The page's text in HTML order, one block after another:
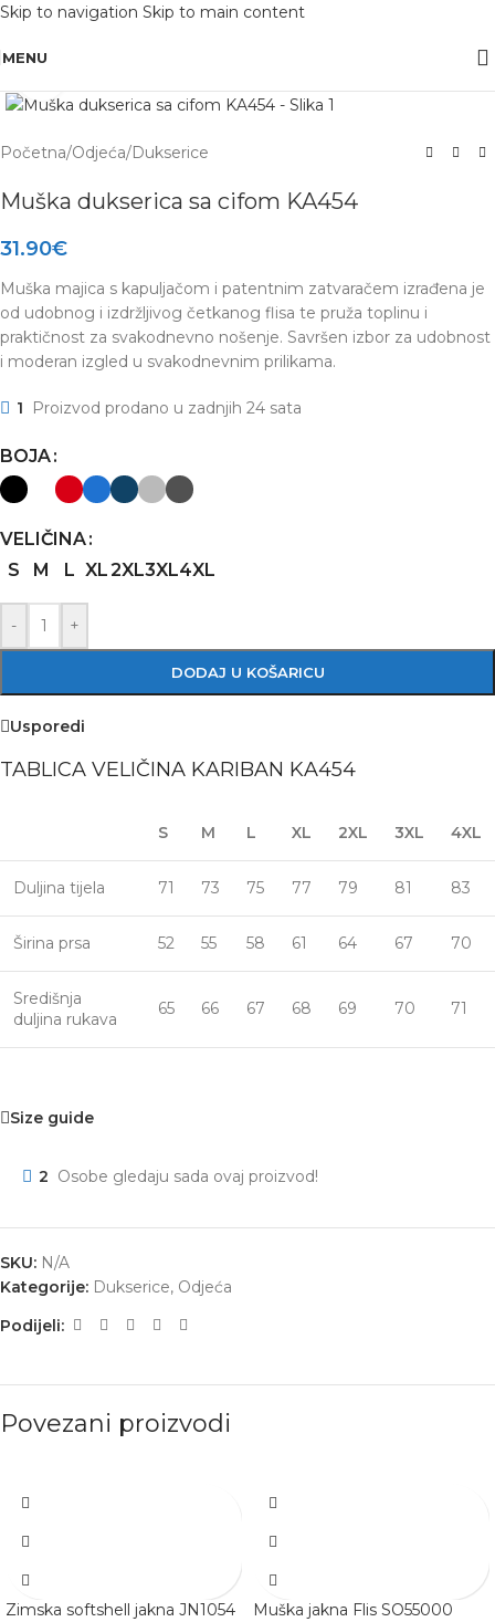
Skip to navigation Skip to main content
OBAVIJEST: Maloprodaja je zatvorena od 10.12. -13.12.2025 radi inventure.
MENU
Početna/Odjeća/Dukserice
Muška dukserica sa cifom KA454
31.90€
Muška majica s kapuljačom i patentnim zatvaračem izrađena je
od udobnog i izdržljivog četkanog flisa te pruža toplinu i
praktičnost za svakodnevno nošenje. Savršen izbor za udobnost
i moderan izgled u svakodnevnim prilikama.
1 Proizvod prodano u zadnjih 24 sata
BOJA
VELIČINA
S
M L XL2XL3XL4XL
- +
DODAJ U KOŠARICU
Usporedi
TABLICA VELIČINA KARIBAN KA454
S M L XL 2XL 3XL 4XL
Duljina tijela 71 73 75 77 79 81 83
Širina prsa 52 55 58 61 64 67 70
Središnja
duljina rukava
65 66 67 68 69 70 71
Size guide
2 Osobe gledaju sada ovaj proizvod!
SKU: N/A
Kategorije: Dukserice, Odjeća
Podijeli:
Povezani proizvodi
Zimska softshell jakna JN1054 Muška jakna Flis SO55000